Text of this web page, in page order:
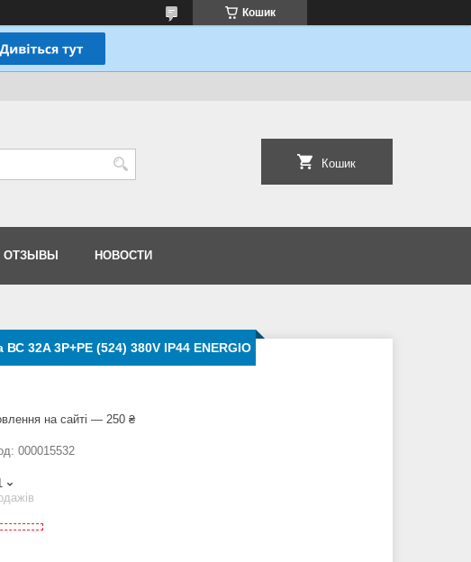
Кошик
Кошик
ОТЗЫВЫ НОВОСТИ
ВС 32A 3P+PE (524) 380V IP44 ENERGIO
на сайті — 250 ₴
000015532